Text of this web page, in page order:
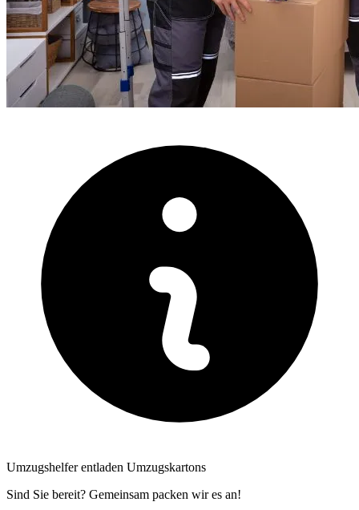
Umzugshelfer entladen Umzugskartons
Sind Sie bereit? Gemeinsam packen wir es an!